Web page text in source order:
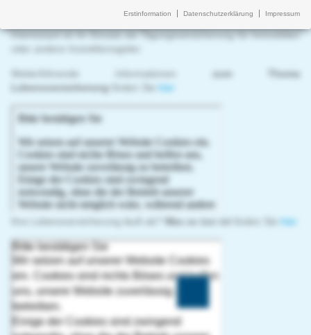
Erstinformation Datenschutzerklärung Impressum
Aber eine Lebensversicherung kann noch mehr:
Interessant ist ihr Einsatz als Tilgungsversicherung für Immobilien
oder andere Investitionsgüter.
zum Thema
Lebensversicherung
hier
Was zu tun ist hier